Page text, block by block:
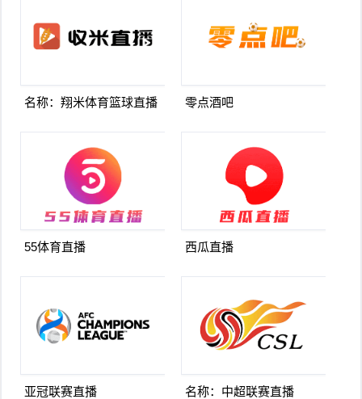
名称：翔米体育篮球直播 零点酒吧
55体育直播 西瓜直播
亚冠联赛直播 名称：中超联赛直播